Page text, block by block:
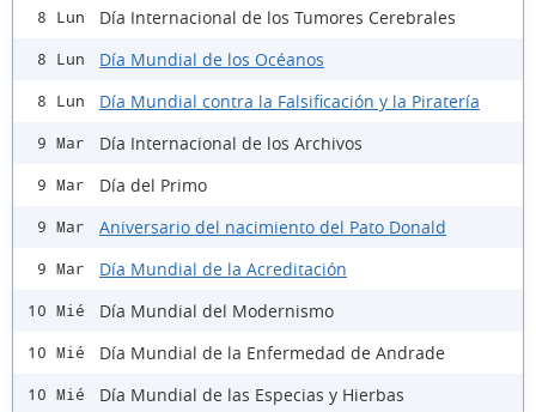
8 Lun Día Internacional de los Tumores Cerebrales
8 Lun Día Mundial de los Océanos
8 Lun Día Mundial contra la Falsificación y la Piratería
9 Mar Día Internacional de los Archivos
9 Mar Día del Primo
9 Mar Aniversario del nacimiento del Pato Donald
9 Mar Día Mundial de la Acreditación
10 Mié Día Mundial del Modernismo
10 Mié Día Mundial de la Enfermedad de Andrade
10 Mié Día Mundial de las Especias y Hierbas